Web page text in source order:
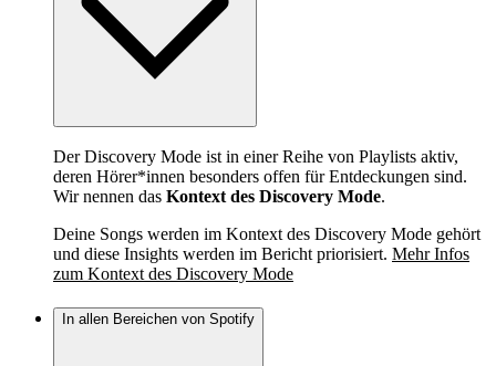
Der Discovery Mode ist in einer Reihe von Playlists aktiv,
deren Hörer*innen besonders offen für Entdeckungen sind.
Wir nennen das Kontext des Discovery Mode.
Deine Songs werden im Kontext des Discovery Mode gehört
und diese Insights werden im Bericht priorisiert. Mehr Infos
zum Kontext des Discovery Mode
In allen Bereichen von Spotify